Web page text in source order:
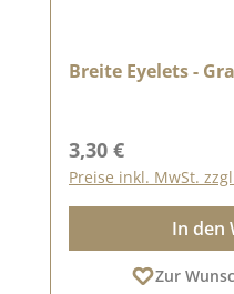
Breite Eyelets -
Regulärer Preis:
3,30 €
Preise inkl. MwSt.
In den
Zur